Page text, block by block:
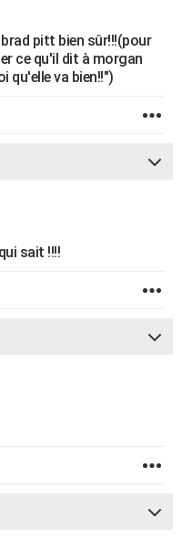
pitt bien sûr!!!(pour
ce qu'il dit à morgan
qu'elle va bien!!")
sait !!!!